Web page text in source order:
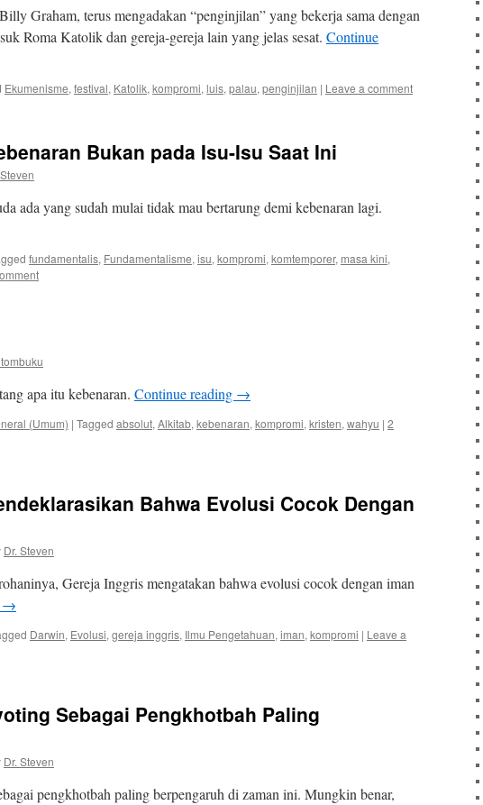
Graham, terus mengadakan “penginjilan” yang bekerja sama dengan
Roma Katolik dan gereja-gereja lain yang jelas sesat. Continue
Ekumenisme, festival, Katolik, kompromi, luis, palau, penginjilan | Leave a comment
Bukan pada Isu-Isu Saat Ini
ada yang sudah mulai tidak mau bertarung demi kebenaran lagi.
fundamentalis, Fundamentalisme, isu, kompromi, komtemporer, masa kini,
apa itu kebenaran. Continue reading →
(Umum) | Tagged absolut, Alkitab, kebenaran, kompromi, kristen, wahyu | 2
Bahwa Evolusi Cocok Dengan
Dr. Steven
Gereja Inggris mengatakan bahwa evolusi cocok dengan iman
→
Darwin, Evolusi, gereja inggris, Ilmu Pengetahuan, iman, kompromi | Leave a
Sebagai Pengkhotbah Paling
Dr. Steven
pengkhotbah paling berpengaruh di zaman ini. Mungkin benar,